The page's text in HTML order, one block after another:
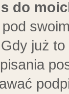
do
już